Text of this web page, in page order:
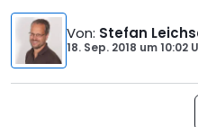
Von: Stefan
18. Sep. 2018 um10:02